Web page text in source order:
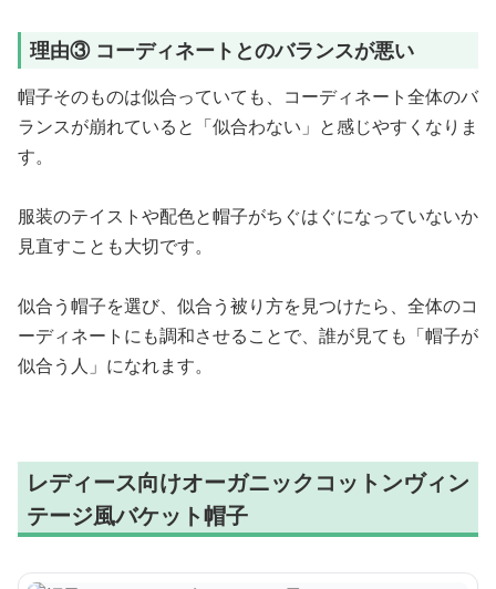
理由③ コーディネートとのバランスが悪い
帽子そのものは似合っていても、コーディネート全体のバ
ランスが崩れていると「似合わない」と感じやすくなりま
す。
服装のテイストや配色と帽子がちぐはぐになっていないか
見直すことも大切です。
似合う帽子を選び、似合う被り方を見つけたら、全体のコ
ーディネートにも調和させることで、誰が見ても「帽子が
似合う人」になれます。
レディース向けオーガニックコットンヴィン
テージ風バケット帽子